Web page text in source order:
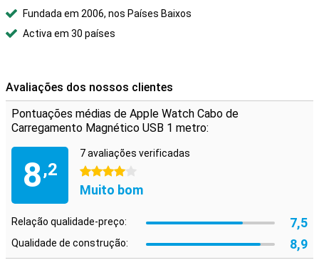
Fundada em 2006, nos Países Baixos
Activa em 30 países
Avaliações dos nossos clientes
Pontuações médias de Apple Watch Cabo de
Carregamento Magnético USB 1 metro:
8,2
7 avaliações verificadas
4 estrelas
Muito bom
Relação qualidade-preço: 7,5
Qualidade de construção: 8,9